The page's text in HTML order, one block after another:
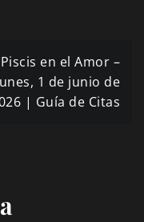
Piscis en el Amor –
1 de junio de
| Guía de Citas